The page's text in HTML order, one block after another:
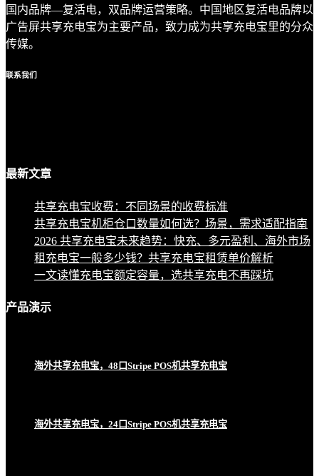
国内品牌—复活电，双品牌运营策略。中国地区复活电品牌以
广告屏共享充电宝为主要产品，致力成为共享充电宝里的分众
传媒。
联系我们
最新文章
共享充电宝收费：不同场景的收费标准
共享充电宝机柜仓口数量如何选？场景，需求适配指南
2026 共享充电宝未来趋势：快充、多元盈利、海外市场
租充电宝一般多少钱？共享充电宝租赁单价解析
一文读懂充电宝额定容量，选共享充电不再踩坑
产品演示
海外共享充电宝，48口Stripe POS机共享充电宝
海外共享充电宝，24口Stripe POS机共享充电宝